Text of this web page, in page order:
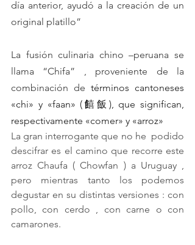
día anterior, ayudó a la creación de un
original platillo”
La fusión culinaria chino –peruana se
llama “Chifa” , proveniente de la
combinación de términos cantoneses
«chi» y «faan» (饎飯), que significan,
respectivamente «comer» y «arroz»
La gran interrogante que no he  podido
descifrar es el camino que recorre este
arroz Chaufa ( Chowfan ) a Uruguay ,
pero mientras tanto los podemos
degustar en su distintas versiones : con
pollo, con cerdo , con carne o con
camarones.